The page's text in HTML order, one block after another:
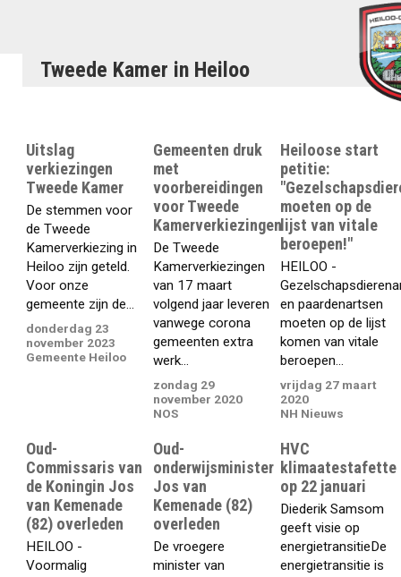
Tweede Kamer in Heiloo
Uitslag
verkiezingen
Tweede Kamer
De stemmen voor
de Tweede
Kamerverkiezing in
Heiloo zijn geteld.
Voor onze
gemeente zijn de...
donderdag 23
november 2023
Gemeente Heiloo
Gemeenten druk
met
voorbereidingen
voor Tweede
Kamerverkiezingen
De Tweede
Kamerverkiezingen
van 17 maart
volgend jaar leveren
vanwege corona
gemeenten extra
werk...
zondag 29
november 2020
NOS
Heiloose start
petitie:
moeten op de
lijst van vitale
beroepen!"
HEILOO -
en paardenartsen
moeten op de lijst
komen van vitale
beroepen...
vrijdag 27 maart
2020
NH Nieuws
Oud-
Commissaris van
de Koningin Jos
van Kemenade
(82) overleden
HEILOO -
Voormalig
Oud-
onderwijsminister
Jos van
Kemenade (82)
overleden
De vroegere
minister van
HVC
klimaatestafette
op 22 januari
Diederik Samsom
geeft visie op
energietransitieDe
energietransitie is